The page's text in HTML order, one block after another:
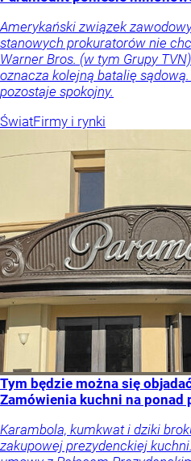
Amerykański związek
stanowych prokuratorów nie
Warner Bros. (w tym Grupy
oznacza kolejną batalię
pozostaje spokojny.
ŚwiatFirmy i rynki
Tym będzie można się
Zamówienia kuchni na ponad
Karambola, kumkwat i dziki
zakupowej prezydenckiej